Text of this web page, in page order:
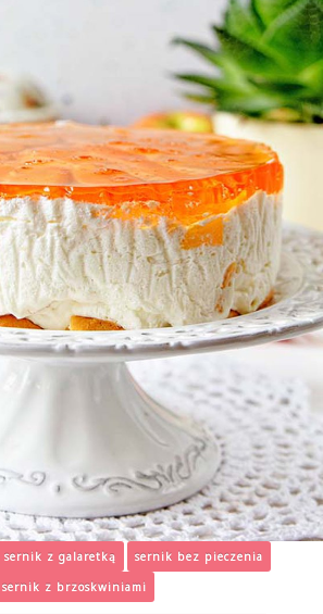
sernik z galaretką
sernik bez pieczenia
sernik z brzoskwiniami